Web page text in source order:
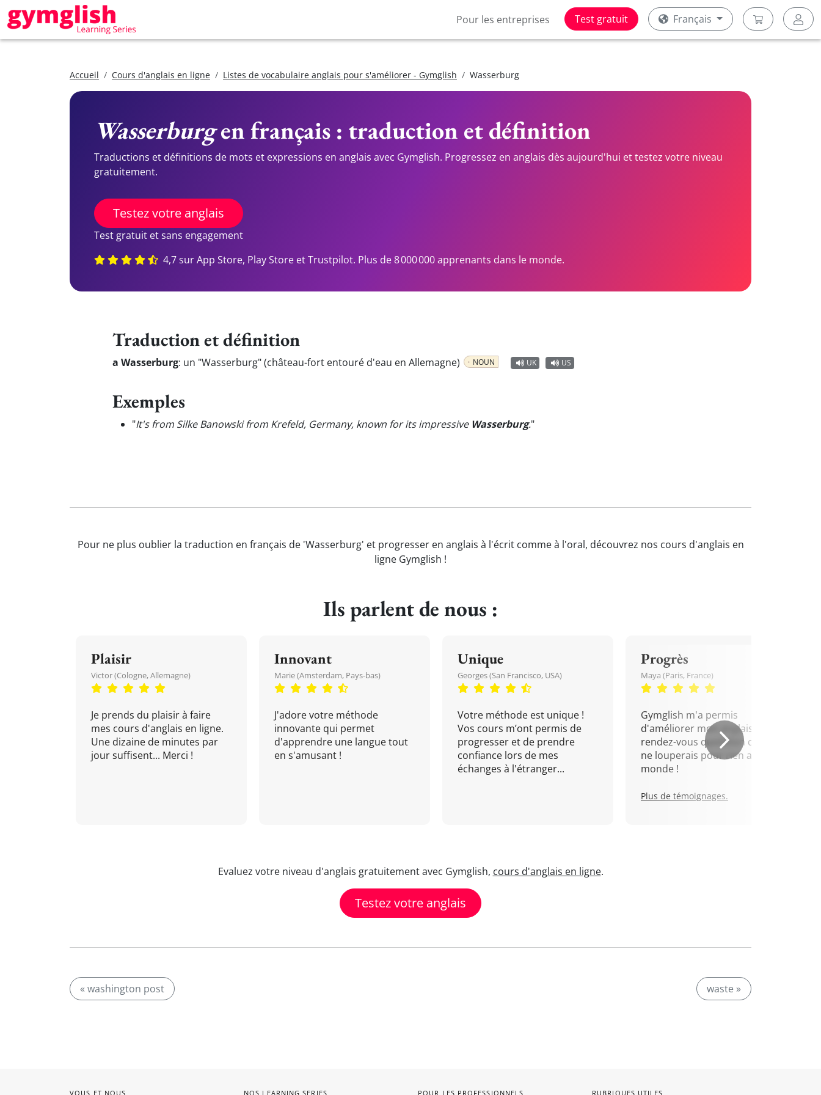
Pour les entreprises Test gratuit Français
Accueil Cours d'anglais en ligne Listes de vocabulaire anglais pour s'améliorer - Gymglish Wasserburg
Wasserburgen français : traduction et définition
Traductions et définitions de mots et expressions en anglais avec Gymglish. Progressez en anglais dès aujourd'hui et testez votre niveau
gratuitement.
Testez votre anglais
Test gratuit et sans engagement
4,7 sur App Store, Play Store et Trustpilot. Plus de 8 000 000 apprenants dans le monde.
Traduction et définition
a Wasserburg: un "Wasserburg" (château-fort entouré d'eau en Allemagne) NOUN UK US
Exemples
"It's from Silke Banowski from Krefeld, Germany, known for its impressive Wasserburg."
Pour ne plus oublier la traduction en français de 'Wasserburg' et progresser en anglais à l'écrit comme à l'oral, découvrez nos cours d'anglais en
ligne Gymglish !
Ils parlent de nous :
Plaisir
Victor (Cologne, Allemagne)
Je prends du plaisir à faire
mes cours d'anglais en ligne.
Une dizaine de minutes par
jour suffisent... Merci !
Innovant
Marie (Amsterdam, Pays-bas)
J'adore votre méthode
innovante qui permet
d'apprendre une langue tout
en s'amusant !
Unique
Georges (San Francisco, USA)
Votre méthode est unique !
Vos cours m’ont permis de
progresser et de prendre
confiance lors de mes
échanges à l'étranger...
Progrès
Maya (Paris, France)
Gymglish m'a permis
d'améliorer mon anglais. Un
rendez-vous quotidien que je
ne louperais pour rien au
monde !
Plus de témoignages.
Evaluez votre niveau d'anglais gratuitement avec Gymglish, cours d'anglais en ligne.
Testez votre anglais
« washington post waste »
VOUS ET NOUS NOS LEARNING SERIES POUR LES PROFESSIONNELS RUBRIQUES UTILES